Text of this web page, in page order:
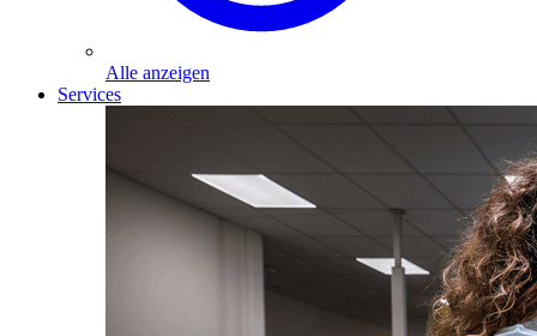
Alle anzeigen
Services